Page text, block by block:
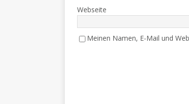
Webseite
Meinen Namen, E-Mail und